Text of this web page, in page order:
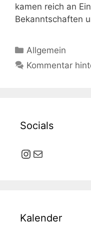
kamen reich an
Bekanntschaften
Kategorien
Allgemein
Kommentar
Socials
Instagram
E-Mail
Kalender